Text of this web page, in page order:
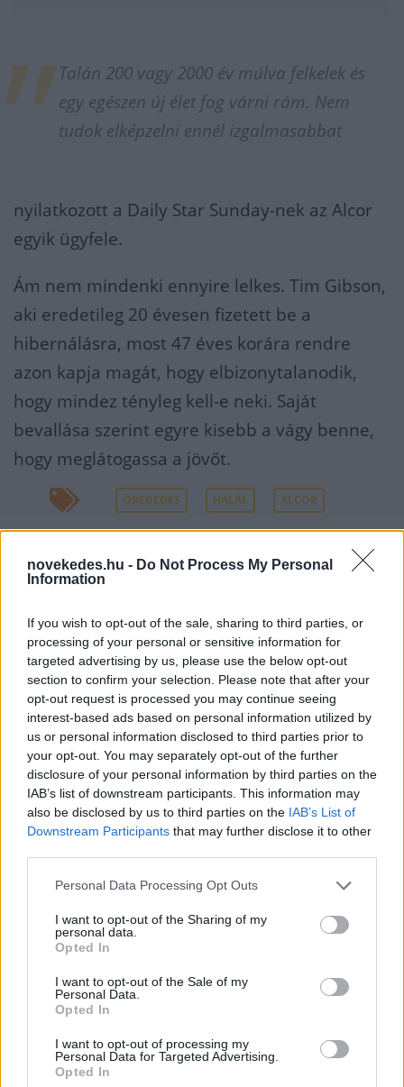
novekedes.hu - Do Not Process My Personal
Information
If you wish to opt-out of the sale, sharing to third parties, or
processing of your personal or sensitive information for
targeted advertising by us, please use the below opt-out
section to confirm your selection. Please note that after your
opt-out request is processed you may continue seeing
interest-based ads based on personal information utilized by
us or personal information disclosed to third parties prior to
your opt-out. You may separately opt-out of the further
disclosure of your personal information by third parties on the
IAB’s list of downstream participants. This information may
also be disclosed by us to third parties on the IAB’s List of
Downstream Participants that may further disclose it to other
Please note that this website/app uses one or more Google
not limited to your visit or usage behaviour. You may click to
grant or deny consent to Google and its third-party tags to
use your data for below specified purposes in below Google
consent section.
Personal Data Processing Opt Outs
I want to opt-out of the Sharing of my
personal data.
Opted In
I want to opt-out of the Sale of my
Personal Data.
Opted In
I want to opt-out of processing my
Personal Data for Targeted Advertising.
Opted In
Talán 200 vagy 2000 év múlva felkelek és
egy egészen új élet fog várni rám. Nem
tudok elképzelni ennél izgalmasabbat
nyilatkozott a Daily Star Sunday-nek az Alcor
egyik ügyfele.
Ám nem mindenki ennyire lelkes. Tim Gibson,
aki eredetileg 20 évesen fizetett be a
hibernálásra, most 47 éves korára rendre
azon kapja magát, hogy elbizonytalanodik,
hogy mindez tényleg kell-e neki. Saját
bevallása szerint egyre kisebb a vágy benne,
hogy meglátogassa a jövőt.
ÖREGEDÉS HALÁL ALCOR
gyógyszerünk is lehet - A
visszaömlesztést már fiatalításra is
használják
Visszafordítható az öregedés? – Egy
kísérletben sikerült
NÉPSZERŰ
Hitelfordulat 2026: elzárja a pénzcsapot az